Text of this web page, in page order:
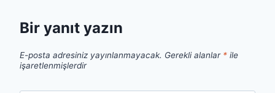
Bir yanıt yazın
E-posta adresiniz yayınlanmayacak. Gerekli alanlar * ile
işaretlenmişlerdir